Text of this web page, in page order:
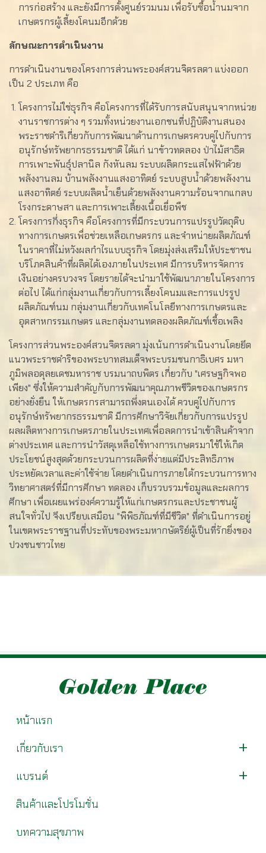
การก่อสร้าง และยังมีการตั้งศูนย์รวมนม เพื่อรับซื้อน้ำนมจาก
เกษตรกรผู้เลี้ยงโคนมอีกด้วย
ลักษณะการดำเนินงาน
การดำเนินงานของโครงการส่วนพระองค์สวนจิตรลดา แบ่งออก
เป็น 2 ประเภท คือ
โครงการไม่ใช่ธุรกิจ คือโครงการที่ได้รับการสนับสนุนจากหน่วย
งานราชการต่าง ๆ รวมทั้งหน่วยงานเอกชนที่ปฏิบัติงานสนอง
พระราชดำริเกี่ยวกับการพัฒนาด้านการเกษตรควบคู่ไปกับการ
อนุรักษ์ทรัพยากรธรรมชาติ ได้แก่ นาข้าวทดลอง ป่าไม้สาธิต
การเพาะพันธุ์ปลานิล กังหันลม ระบบผลิตกระแสไฟฟ้าด้วย
พลังงานลม บ้านพลังงานแสงอาทิตย์ ระบบสูบน้ำด้วยพลังงาน
แสงอาทิตย์ ระบบผลิตน้ำเย็นด้วยพลังงานความร้อนจากแกลบ
โรงกระดาษสา และการเพาะเลี้ยงเนื้อเยื่อพืช
โครงการกึ่งธุรกิจ คือโครงการที่มีกระบวนการแปรรูปวัตถุดิบ
ทางการเกษตรเพื่อช่วยเหลือเกษตรกร และจำหน่ายผลิตภัณฑ์
ในราคาที่ไม่หวังผลกำไรแบบธุรกิจ โดยมุ่งส่งเสริมให้ประชาชน
บริโภคสินค้าที่ผลิตได้เองภายในประเทศ มีการบริหารจัดการ
เงินอย่างครบวงจร โดยรายได้จะนำมาใช้พัฒนาภายในโครงการ
ต่อไป ได้แก่กลุ่มงานเกี่ยวกับการเลี้ยงโคนมและการแปรรูป
ผลิตภัณฑ์นม กลุ่มงานเกี่ยวกับเทคโนโลยีทางการเกษตรและ
อุตสาหกรรมเกษตร และกลุ่มงานทดลองผลิตภัณฑ์เชื้อเพลิง
โครงการส่วนพระองค์สวนจิตรลดา มุ่งเน้นการดำเนินงานโดยยึด
แนวพระราชดำริของพระบาทสมเด็จพระบรมชนกาธิเบศร มหา
ภูมิพลอดุลยเดชมหาราช บรมนาถบพิตร เกี่ยวกับ "เศรษฐกิจพอ
เพียง" ซึ่งให้ความสำคัญกับการพัฒนาคุณภาพชีวิตของเกษตรกร
อย่างยั่งยืน ให้เกษตรกรสามารถพึ่งตนเองได้ ควบคู่ไปกับการ
อนุรักษ์ทรัพยากรธรรมชาติ มีการศึกษาวิจัยเกี่ยวกับการแปรรูป
ผลผลิตทางการเกษตรภายในประเทศเพื่อลดการนำเข้าสินค้าจาก
ต่างประเทศ และการนำวัสดุเหลือใช้ทางการเกษตรมาใช้ให้เกิด
ประโยชน์สูงสุดด้วยกระบวนการผลิตที่ง่ายแต่มีประสิทธิภาพ
ประหยัดเวลาและค่าใช้จ่าย โดยดำเนินการภายใต้กระบวนการทาง
วิทยาศาสตร์ที่มีการศึกษา ทดลอง เก็บรวบรวมข้อมูลและผลการ
ศึกษา เพื่อเผยแพร่องค์ความรู้ให้แก่เกษตรกรและประชาชนผู้
สนใจทั่วไป จึงเปรียบเสมือน "พิพิธภัณฑ์ที่มีชีวิต" ที่ดำเนินการอยู่
ในเขตพระราชฐานที่ประทับของพระมหากษัตริย์ผู้เป็นที่รักยิ่งของ
ปวงชนชาวไทย
หน้าแรก
เกี่ยวกับเรา
แบรนด์
สินค้าและโปรโมชั่น
บทความสุขภาพ